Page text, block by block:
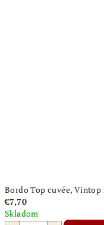
Bordo Top cuvée, Vintop
€7,70
Skladom